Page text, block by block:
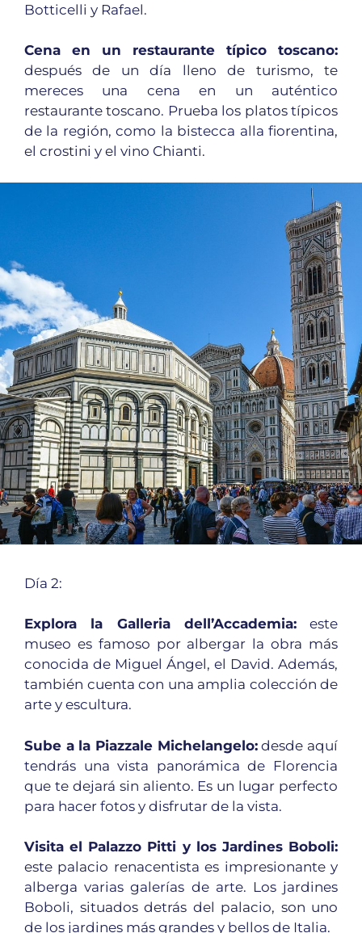
Botticelli y Rafael.
Cena en un restaurante típico toscano:
después de un día lleno de turismo, te
mereces una cena en un auténtico
restaurante toscano. Prueba los platos típicos
de la región, como la bistecca alla fiorentina,
el crostini y el vino Chianti.
Día 2:
Explora la Galleria dell’Accademia:este
museo es famoso por albergar la obra más
conocida de Miguel Ángel, el David. Además,
también cuenta con una amplia colección de
arte y escultura.
Sube a la Piazzale Michelangelo:desde aquí
tendrás una vista panorámica de Florencia
que te dejará sin aliento. Es un lugar perfecto
para hacer fotos y disfrutar de la vista.
Visita el Palazzo Pitti y los Jardines Boboli:
este palacio renacentista es impresionante y
alberga varias galerías de arte. Los jardines
Boboli, situados detrás del palacio, son uno
de los jardines más grandes y bellos de Italia.